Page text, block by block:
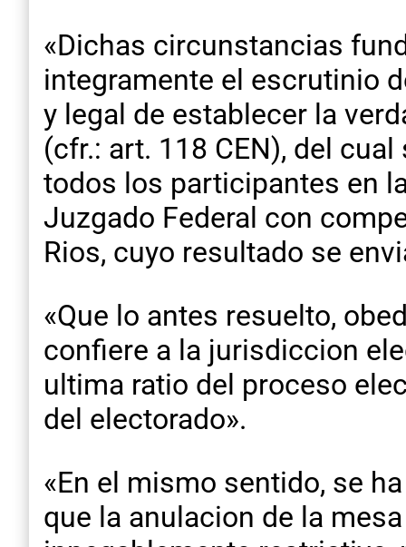
«Dichas circunstancias
integramente el escrutinio
y legal de establecer la
(cfr.: art. 118 CEN), del
todos los participantes en
Juzgado Federal con
Rios, cuyo resultado se
«Que lo antes resuelto,
confiere a la jurisdiccion
ultima ratio del proceso
del electorado».
«En el mismo sentido, se
que la anulacion de la